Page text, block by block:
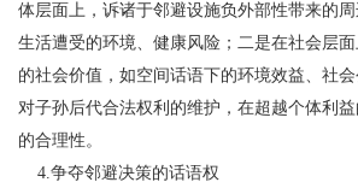
体层面上，诉诸于邻避设施负外部性带来的
生活遭受的环境、健康风险；二是在社会层
的社会价值，如空间话语下的环境效益、社
对子孙后代合法权利的维护，在超越个体利
的合理性。
4.争夺邻避决策的话语权